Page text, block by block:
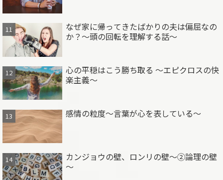
なぜ家に帰ってきたばかりの夫は偏屈なの
か？～頭の回転を理解する話～
心の平穏はこう勝ち取る ～エピクロスの快
楽主義～
感情の粒度～言葉が心を表している～
カンジョウの壁、ロンリの壁～②論理の壁
～